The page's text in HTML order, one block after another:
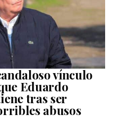
vínculo
Eduardo
tras ser
abusos